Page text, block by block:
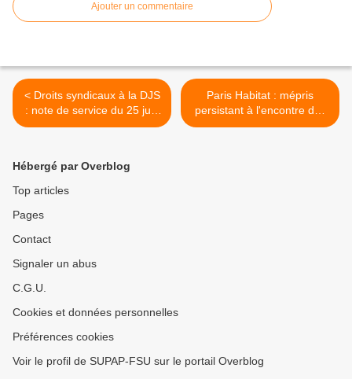
Ajouter un commentaire
< Droits syndicaux à la DJS
: note de service du 25 juin
2015
Paris Habitat : mépris
persistant à l'encontre des
salarié.es les moins
Hébergé par Overblog
Top articles
Pages
Contact
Signaler un abus
C.G.U.
Cookies et données personnelles
Préférences cookies
Voir le profil de SUPAP-FSU sur le portail Overblog